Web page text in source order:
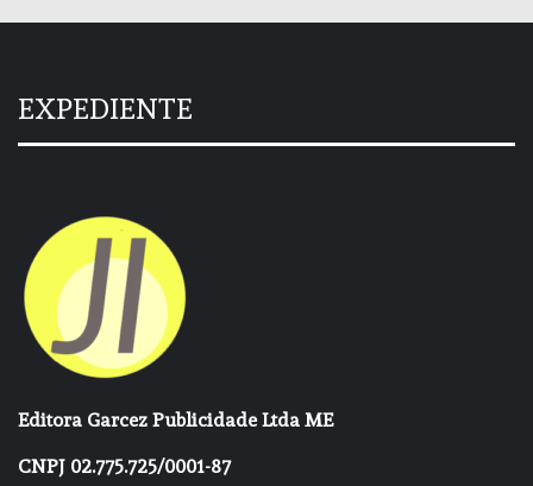
EXPEDIENTE
Editora Garcez Publicidade Ltda ME
CNPJ 02.775.725/0001-87